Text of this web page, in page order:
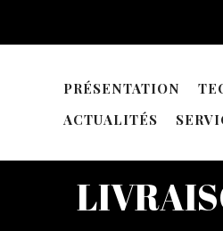
PRÉSENTATION
ACTUALITÉS